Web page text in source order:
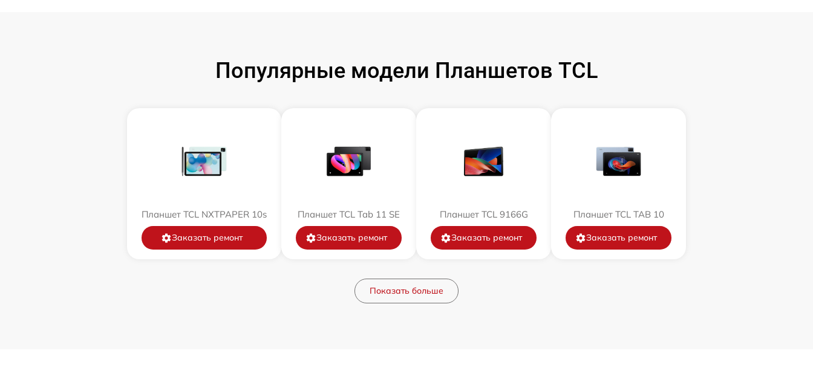
Популярные модели Планшетов TCL
Планшет TCL NXTPAPER 10s
Заказать ремонт
Планшет TCL Tab 11 SE
Заказать ремонт
Планшет TCL 9166G
Заказать ремонт
Планшет TCL TAB 10
Заказать ремонт
Показать больше